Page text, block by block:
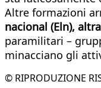
Altre formazioni
nacional (Eln),
paramilitari –
minacciano gli
© RIPRODUZIONE